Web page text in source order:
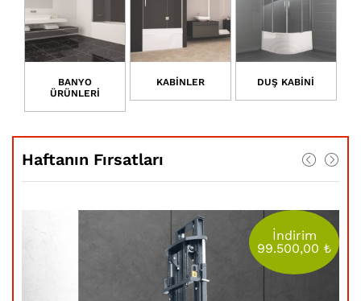
BANYO
ÜRÜNLERİ
KABİNLER DUŞ KABİNİ
Haftanın Fırsatları
İndirim
99.500,00 ₺